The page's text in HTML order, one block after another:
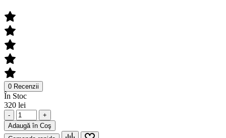
0 Recenzii
În Stoc
320 lei
-
+
Adaugă în Coş